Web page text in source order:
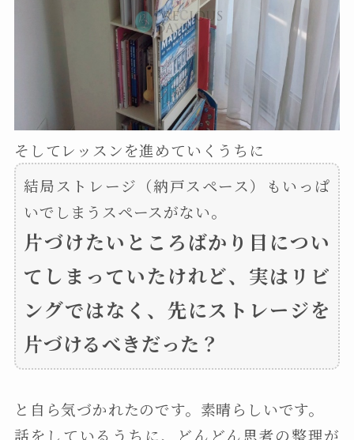
そしてレッスンを進めていくうちに
結局ストレージ（納戸スペース）もいっぱ
いでしまうスペースがない。
片づけたいところばかり目につい
てしまっていたけれど、実はリビ
ングではなく、先にストレージを
片づけるべきだった？
と自ら気づかれたのです。素晴らしいです。
話をしているうちに、どんどん思考の整理が